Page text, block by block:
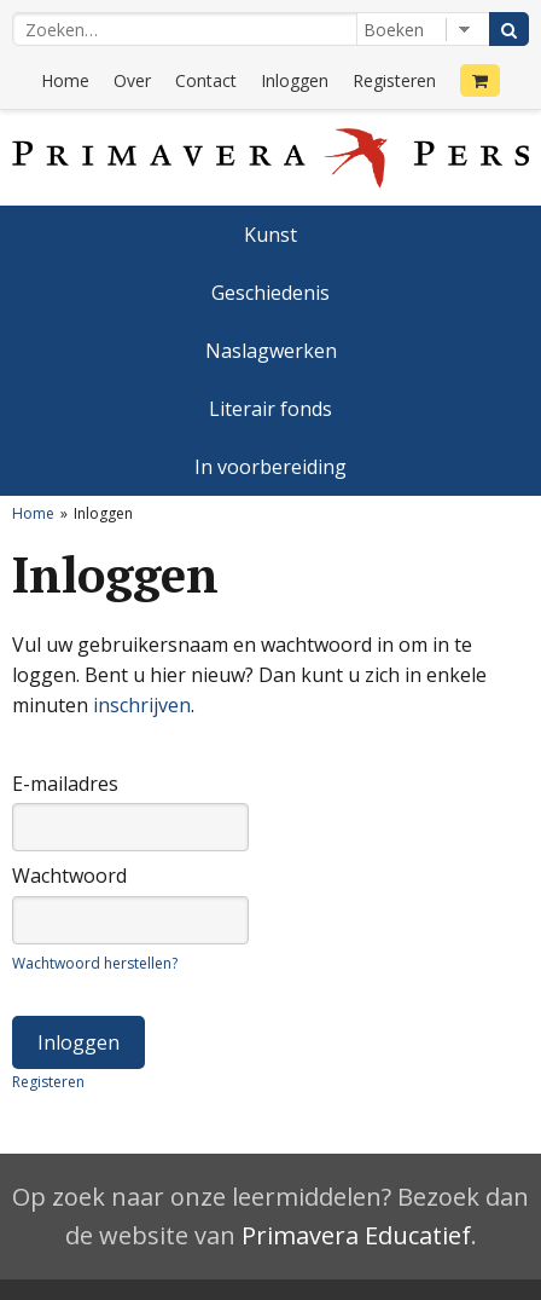
Home Over Contact Inloggen Registeren
Kunst
Geschiedenis
Naslagwerken
Literair fonds
In voorbereiding
Home Inloggen
Inloggen
Vul uw gebruikersnaam en wachtwoord in om in te
loggen. Bent u hier nieuw? Dan kunt u zich in enkele
minuten inschrijven.
E-mailadres
Wachtwoord
Wachtwoord herstellen?
Registeren
Op zoek naar onze leermiddelen? Bezoek dan
de website van Primavera Educatief.